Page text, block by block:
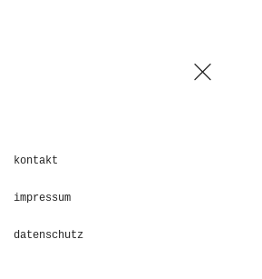
kontakt
impressum
datenschutz